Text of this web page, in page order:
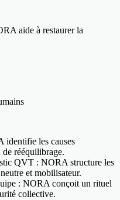
aide à restaurer la
identifie les causes
de rééquilibrage.
QVT : NORA structure les
et mobilisateur.
: NORA conçoit un rituel
collective.